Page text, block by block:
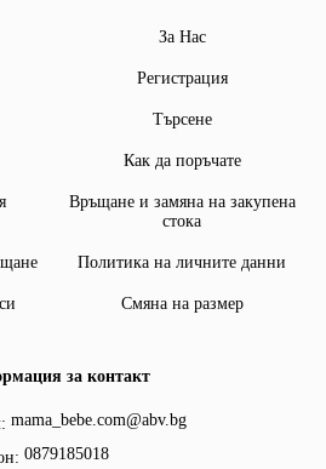
За Нас
Регистрация
Търсене
Как да поръчате
Връщане и замяна на закупена
стока
Политика на личните данни
Смяна на размер
за контакт
mama_bebe.com@abv.bg
0879185018